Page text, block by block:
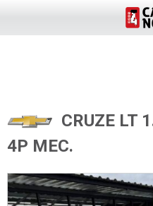
CRUZE LT
4P MEC.